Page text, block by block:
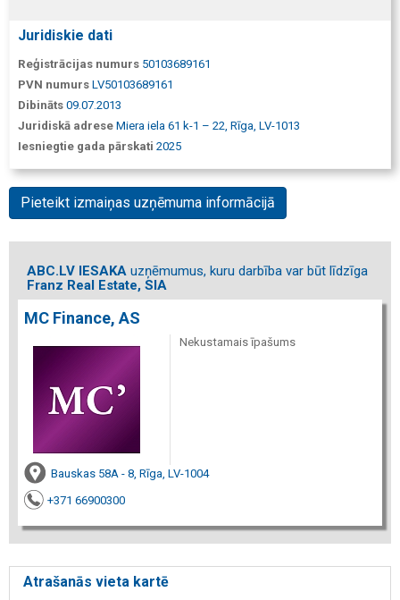
Juridiskie dati
Reģistrācijas numurs 50103689161
PVN numurs LV50103689161
Dibināts 09.07.2013
Juridiskā adrese Miera iela 61 k-1 – 22, Rīga, LV-1013
Iesniegtie gada pārskati 2025
Pieteikt izmaiņas uzņēmuma informācijā
ABC.LV IESAKA uzņēmumus, kuru darbība var būt līdzīga
Franz Real Estate, SIA
MC Finance, AS
Nekustamais īpašums
Bauskas 58A - 8, Rīga, LV-1004
+371 66900300
Atrašanās vieta kartē